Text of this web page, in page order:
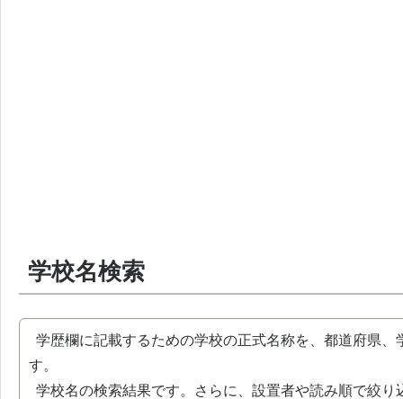
学校名検索
学歴欄に記載するための学校の正式名称を、都道府県
す。
学校名の検索結果です。さらに、設置者や読み順で絞り